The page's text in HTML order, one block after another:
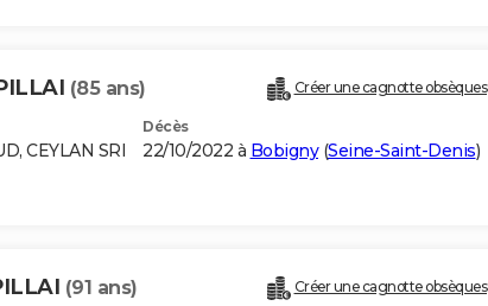
(85 ans) Créer une cagnotte obsèques
CEYLAN SRI
Décès
22/10/2022 à Bobigny(Seine-Saint-Denis)
(91 ans) Créer une cagnotte obsèques